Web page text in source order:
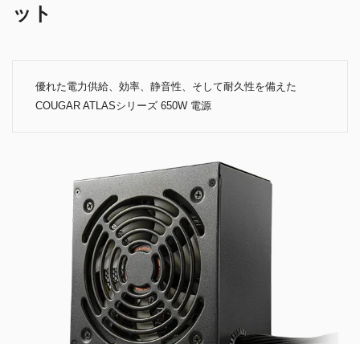
ット
優れた電力供給、効率、静音性、そして耐久性を備えた
COUGAR ATLASシリーズ 650W 電源